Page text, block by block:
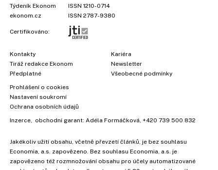
Týdeník Ekonom
ISSN 1210-0714
ekonom.cz
ISSN 2787-9380
Certifikováno:
Kontakty
Tiráž redakce Ekonom
Předplatné
Kariéra
Newsletter
Všeobecné podmínky
Prohlášení o cookies
Nastavení soukromí
Ochrana osobních údajů
Inzerce , obchodní garant: Adéla Formáčková +420 739 500 832
Jakékoliv užití obsahu, včetně převzetí článků, je bez souhlasu
Economia, a.s. zapovězeno. Bez souhlasu Economia, a.s. je
zapovězeno též rozmnožování obsahu pro účely automatizované